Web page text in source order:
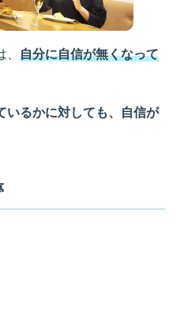
自分に自信が無くなって
いるかに対しても、自信が